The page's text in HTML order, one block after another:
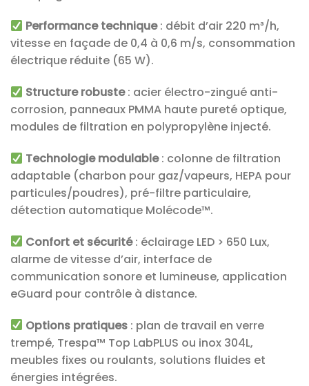
Performance technique: débit d’air 220 m³/h,
vitesse en façade de 0,4 à 0,6 m/s, consommation
électrique réduite (65 W).
Structure robuste: acier électro-zingué anti-
corrosion, panneaux PMMA haute pureté optique,
modules de filtration en polypropylène injecté.
Technologie modulable: colonne de filtration
adaptable (charbon pour gaz/vapeurs, HEPA pour
particules/poudres), pré-filtre particulaire,
détection automatique Molécode™.
Confort et sécurité: éclairage LED > 650 Lux,
alarme de vitesse d’air, interface de
communication sonore et lumineuse, application
eGuard pour contrôle à distance.
Options pratiques : plan de travail en verre
trempé, Trespa™ Top LabPLUS ou inox 304L,
meubles fixes ou roulants, solutions fluides et
énergies intégrées.